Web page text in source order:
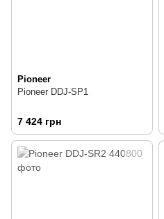
Pioneer
Pioneer DDJ-SP1
7 424 грн